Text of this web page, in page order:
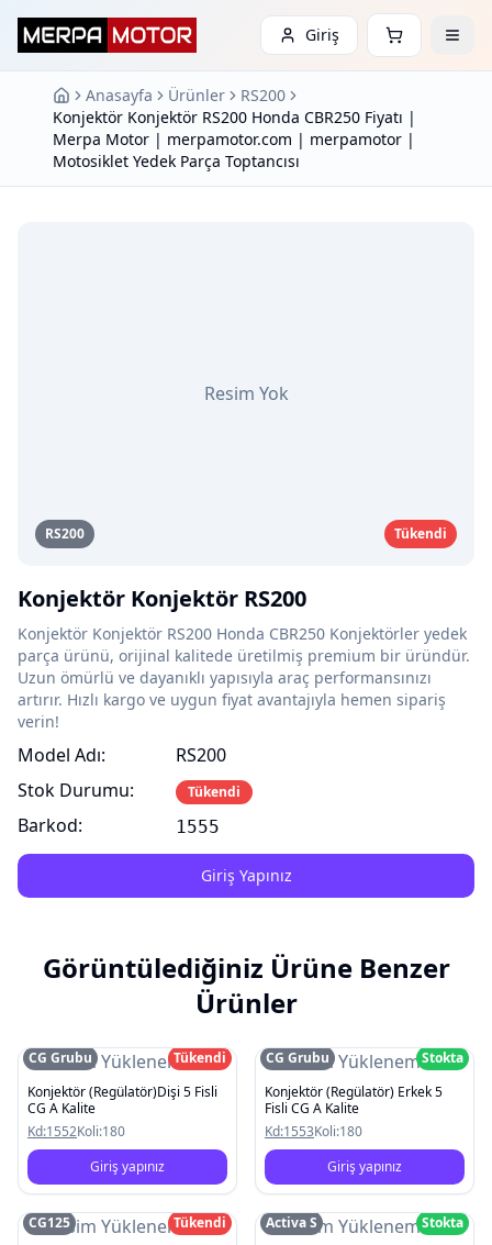
Giriş
Anasayfa Ürünler
RS200
Konjektör Konjektör RS200 Honda CBR250 Fiyatı |
Merpa Motor | merpamotor.com | merpamotor |
Motosiklet Yedek Parça Toptancısı
RS200 Tükendi
Resim Yok
Konjektör Konjektör RS200
Konjektör Konjektör RS200 Honda CBR250 Konjektörler yedek
parça ürünü, orijinal kalitede üretilmiş premium bir üründür.
Uzun ömürlü ve dayanıklı yapısıyla araç performansınızı
artırır. Hızlı kargo ve uygun fiyat avantajıyla hemen sipariş
verin!
Model Adı:
Stok Durumu:
Barkod:
RS200
Tükendi
1555
Giriş Yapınız
Görüntülediğiniz Ürüne Benzer
Ürünler
Resim Yüklenemedi
CG Grubu
Tükendi
Konjektör (Regülatör)Dişi 5 Fisli
CG A Kalite
Kd:1552Koli:180
Giriş yapınız
Resim Yüklenemedi
CG Grubu
Stokta
Konjektör (Regülatör) Erkek 5
Fisli CG A Kalite
Kd:1553Koli:180
Giriş yapınız
Resim Yüklenemedi
CG125
Tükendi
Resim Yüklenemedi
Activa S
Stokta